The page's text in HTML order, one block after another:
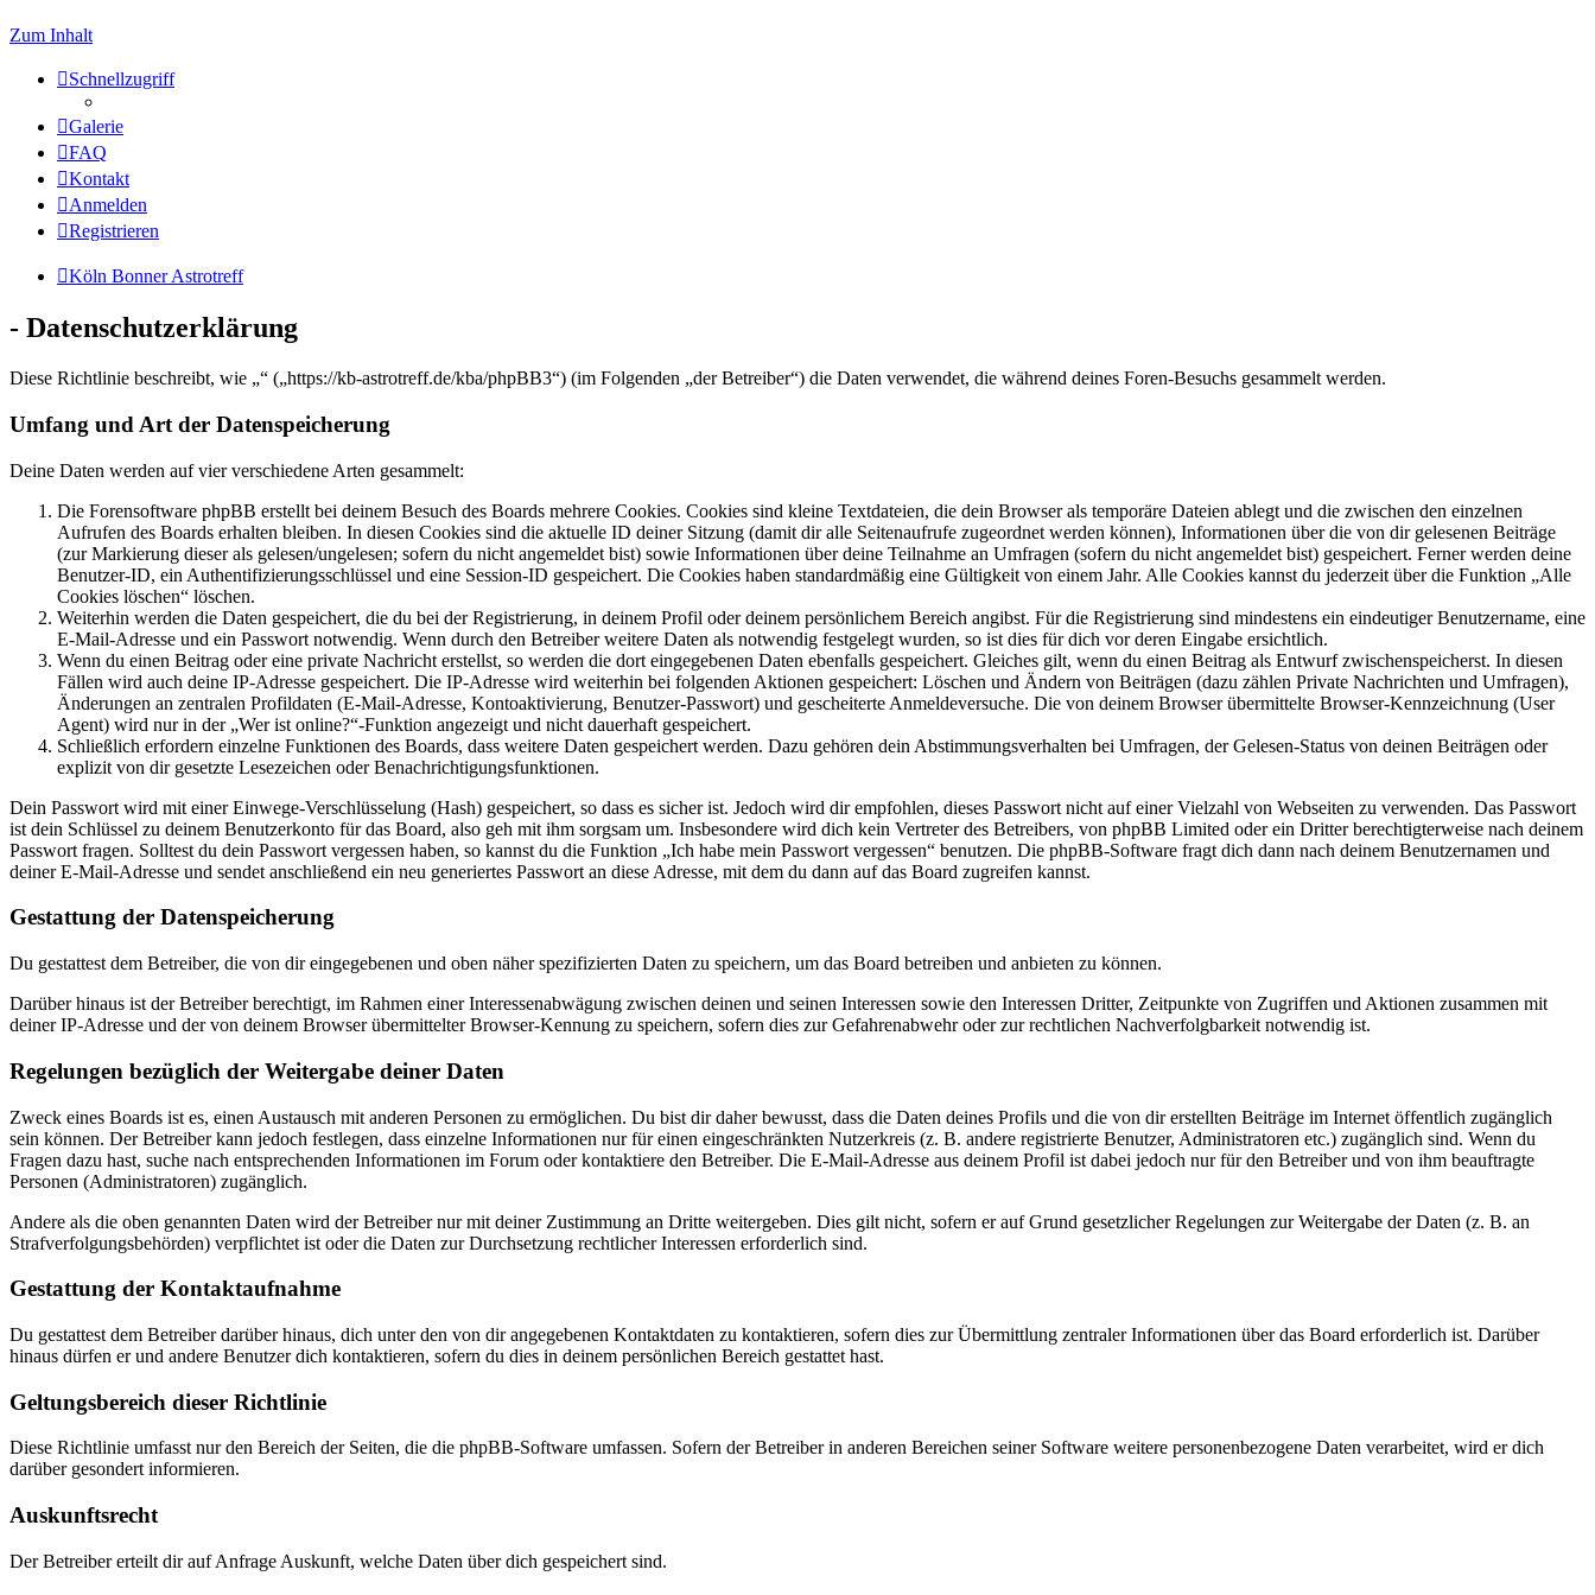
Zum Inhalt
Schnellzugriff
Galerie
FAQ
Kontakt
Anmelden
Registrieren
Köln Bonner Astrotreff
- Datenschutzerklärung
Diese Richtlinie beschreibt, wie „“ („https://kb-astrotreff.de/kba/phpBB3“) (im Folgenden „der Betreiber“) die Daten verwendet, die während deines Foren-Besuchs gesammelt werden.
Umfang und Art der Datenspeicherung
Deine Daten werden auf vier verschiedene Arten gesammelt:
Die Forensoftware phpBB erstellt bei deinem Besuch des Boards mehrere Cookies. Cookies sind kleine Textdateien, die dein Browser als temporäre Dateien ablegt und die zwischen den einzelnen
Aufrufen des Boards erhalten bleiben. In diesen Cookies sind die aktuelle ID deiner Sitzung (damit dir alle Seitenaufrufe zugeordnet werden können), Informationen über die von dir gelesenen Beiträge
(zur Markierung dieser als gelesen/ungelesen; sofern du nicht angemeldet bist) sowie Informationen über deine Teilnahme an Umfragen (sofern du nicht angemeldet bist) gespeichert. Ferner werden deine
Benutzer-ID, ein Authentifizierungsschlüssel und eine Session-ID gespeichert. Die Cookies haben standardmäßig eine Gültigkeit von einem Jahr. Alle Cookies kannst du jederzeit über die Funktion „Alle
Cookies löschen“ löschen.
Weiterhin werden die Daten gespeichert, die du bei der Registrierung, in deinem Profil oder deinem persönlichem Bereich angibst. Für die Registrierung sind mindestens ein eindeutiger Benutzername, eine
E-Mail-Adresse und ein Passwort notwendig. Wenn durch den Betreiber weitere Daten als notwendig festgelegt wurden, so ist dies für dich vor deren Eingabe ersichtlich.
Wenn du einen Beitrag oder eine private Nachricht erstellst, so werden die dort eingegebenen Daten ebenfalls gespeichert. Gleiches gilt, wenn du einen Beitrag als Entwurf zwischenspeicherst. In diesen
Fällen wird auch deine IP-Adresse gespeichert. Die IP-Adresse wird weiterhin bei folgenden Aktionen gespeichert: Löschen und Ändern von Beiträgen (dazu zählen Private Nachrichten und Umfragen),
Änderungen an zentralen Profildaten (E-Mail-Adresse, Kontoaktivierung, Benutzer-Passwort) und gescheiterte Anmeldeversuche. Die von deinem Browser übermittelte Browser-Kennzeichnung (User
Agent) wird nur in der „Wer ist online?“-Funktion angezeigt und nicht dauerhaft gespeichert.
Schließlich erfordern einzelne Funktionen des Boards, dass weitere Daten gespeichert werden. Dazu gehören dein Abstimmungsverhalten bei Umfragen, der Gelesen-Status von deinen Beiträgen oder
explizit von dir gesetzte Lesezeichen oder Benachrichtigungsfunktionen.
Dein Passwort wird mit einer Einwege-Verschlüsselung (Hash) gespeichert, so dass es sicher ist. Jedoch wird dir empfohlen, dieses Passwort nicht auf einer Vielzahl von Webseiten zu verwenden. Das Passwort
ist dein Schlüssel zu deinem Benutzerkonto für das Board, also geh mit ihm sorgsam um. Insbesondere wird dich kein Vertreter des Betreibers, von phpBB Limited oder ein Dritter berechtigterweise nach deinem
Passwort fragen. Solltest du dein Passwort vergessen haben, so kannst du die Funktion „Ich habe mein Passwort vergessen“ benutzen. Die phpBB-Software fragt dich dann nach deinem Benutzernamen und
deiner E-Mail-Adresse und sendet anschließend ein neu generiertes Passwort an diese Adresse, mit dem du dann auf das Board zugreifen kannst.
Gestattung der Datenspeicherung
Du gestattest dem Betreiber, die von dir eingegebenen und oben näher spezifizierten Daten zu speichern, um das Board betreiben und anbieten zu können.
Darüber hinaus ist der Betreiber berechtigt, im Rahmen einer Interessenabwägung zwischen deinen und seinen Interessen sowie den Interessen Dritter, Zeitpunkte von Zugriffen und Aktionen zusammen mit
deiner IP-Adresse und der von deinem Browser übermittelter Browser-Kennung zu speichern, sofern dies zur Gefahrenabwehr oder zur rechtlichen Nachverfolgbarkeit notwendig ist.
Regelungen bezüglich der Weitergabe deiner Daten
Zweck eines Boards ist es, einen Austausch mit anderen Personen zu ermöglichen. Du bist dir daher bewusst, dass die Daten deines Profils und die von dir erstellten Beiträge im Internet öffentlich zugänglich
sein können. Der Betreiber kann jedoch festlegen, dass einzelne Informationen nur für einen eingeschränkten Nutzerkreis (z. B. andere registrierte Benutzer, Administratoren etc.) zugänglich sind. Wenn du
Fragen dazu hast, suche nach entsprechenden Informationen im Forum oder kontaktiere den Betreiber. Die E-Mail-Adresse aus deinem Profil ist dabei jedoch nur für den Betreiber und von ihm beauftragte
Personen (Administratoren) zugänglich.
Andere als die oben genannten Daten wird der Betreiber nur mit deiner Zustimmung an Dritte weitergeben. Dies gilt nicht, sofern er auf Grund gesetzlicher Regelungen zur Weitergabe der Daten (z. B. an
Strafverfolgungsbehörden) verpflichtet ist oder die Daten zur Durchsetzung rechtlicher Interessen erforderlich sind.
Gestattung der Kontaktaufnahme
Du gestattest dem Betreiber darüber hinaus, dich unter den von dir angegebenen Kontaktdaten zu kontaktieren, sofern dies zur Übermittlung zentraler Informationen über das Board erforderlich ist. Darüber
hinaus dürfen er und andere Benutzer dich kontaktieren, sofern du dies in deinem persönlichen Bereich gestattet hast.
Geltungsbereich dieser Richtlinie
Diese Richtlinie umfasst nur den Bereich der Seiten, die die phpBB-Software umfassen. Sofern der Betreiber in anderen Bereichen seiner Software weitere personenbezogene Daten verarbeitet, wird er dich
darüber gesondert informieren.
Auskunftsrecht
Der Betreiber erteilt dir auf Anfrage Auskunft, welche Daten über dich gespeichert sind.